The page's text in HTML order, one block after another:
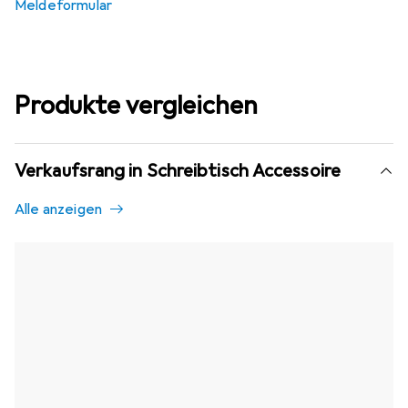
Meldeformular
Produkte vergleichen
Verkaufsrang in Schreibtisch Accessoire
Alle anzeigen